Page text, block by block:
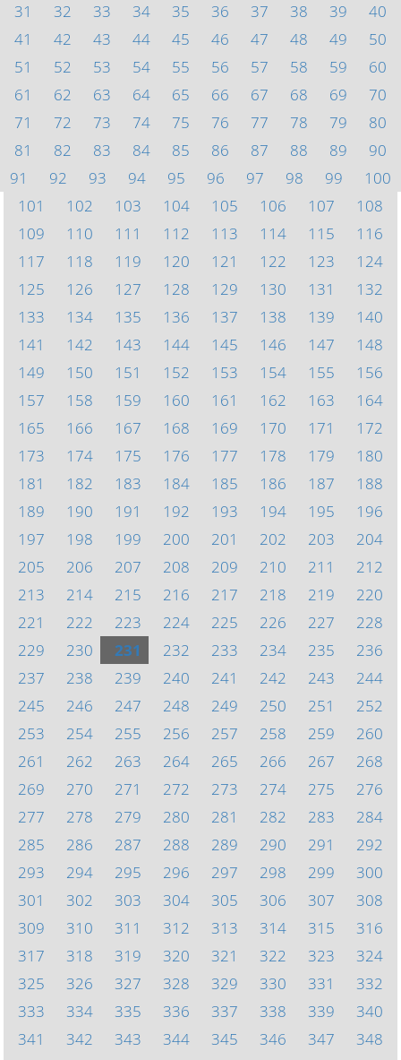
31
32 33 34 35 36 37 38 39
40
41
42 43 44 45 46 47 48 49
50
51
52 53 54 55 56 57 58 59
60
61
62 63 64 65 66 67 68 69
70
71
72 73 74 75 76 77 78 79
80
81
82 83 84 85 86 87 88 89
90
91
92 93 94 95 96 97 98 99
100
101
102 103 104 105 106 107
108
109
110 111 112 113 114 115
116
117
118 119 120 121 122 123
124
125
126 127 128 129 130 131
132
133
134 135 136 137 138 139
140
141
142 143 144 145 146 147
148
149
150 151 152 153 154 155
156
157
158 159 160 161 162 163
164
165
166 167 168 169 170 171
172
173
174 175 176 177 178 179
180
181
182 183 184 185 186 187
188
189
190 191 192 193 194 195
196
197
198 199 200 201 202 203
204
205
206 207 208 209 210 211
212
213
214 215 216 217 218 219
220
221
222 223 224 225 226 227
228
229
230 231 232 233 234 235
236
237
238 239 240 241 242 243
244
245
246 247 248 249 250 251
252
253
254 255 256 257 258 259
260
261
262 263 264 265 266 267
268
269
270 271 272 273 274 275
276
277
278 279 280 281 282 283
284
285
286 287 288 289 290 291
292
293
294 295 296 297 298 299
300
301
302 303 304 305 306 307
308
309
310 311 312 313 314 315
316
317
318 319 320 321 322 323
324
325
326 327 328 329 330 331
332
333
334 335 336 337 338 339
340
341
342 343 344 345 346 347
348